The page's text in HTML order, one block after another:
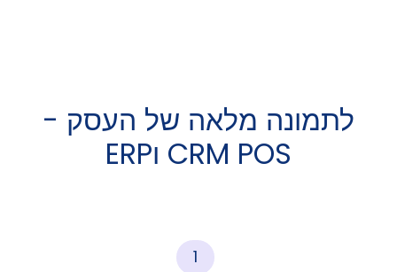
מלאה של העסק -
CRM POS וERP